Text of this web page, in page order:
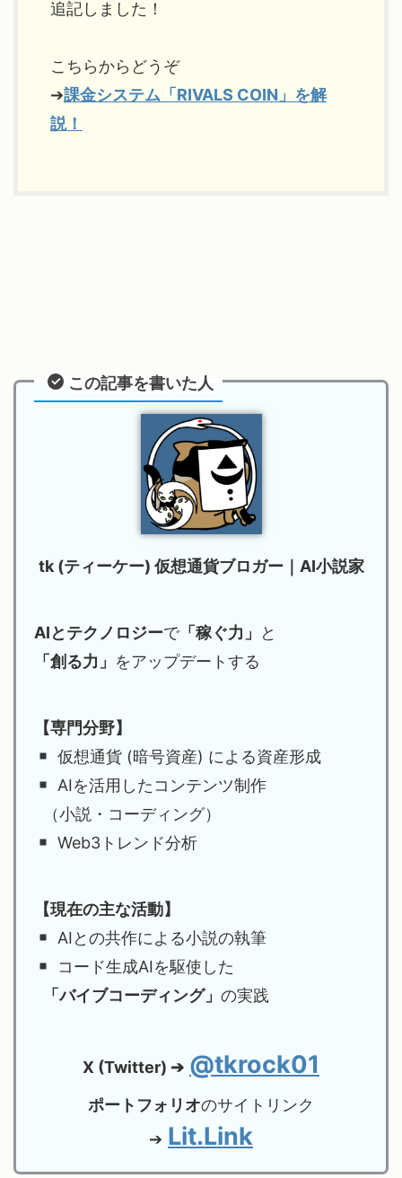
追記しました！
こちらからどうぞ
➔課金システム「RIVALS COIN」を解
説！
この記事を書いた人
tk (ティーケー) 仮想通貨ブロガー｜AI小説家
AIとテクノロジーで「稼ぐ力」
と
「創る力」 をアップデートする
【専門分野】
仮想通貨 (暗号資産) による資産形成
AIを活用したコンテンツ制作
（小説・コーディング）
Web3トレンド分析
【現在の主な活動】
AIとの共作による小説の執筆
コード生成AIを駆使した
「バイブコーディング」 の実践
X (Twitter) ➔ @tkrock01
ポートフォリオのサイトリンク
➔ Lit.Link